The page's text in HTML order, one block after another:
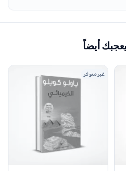
أيضاً
غير متوفر